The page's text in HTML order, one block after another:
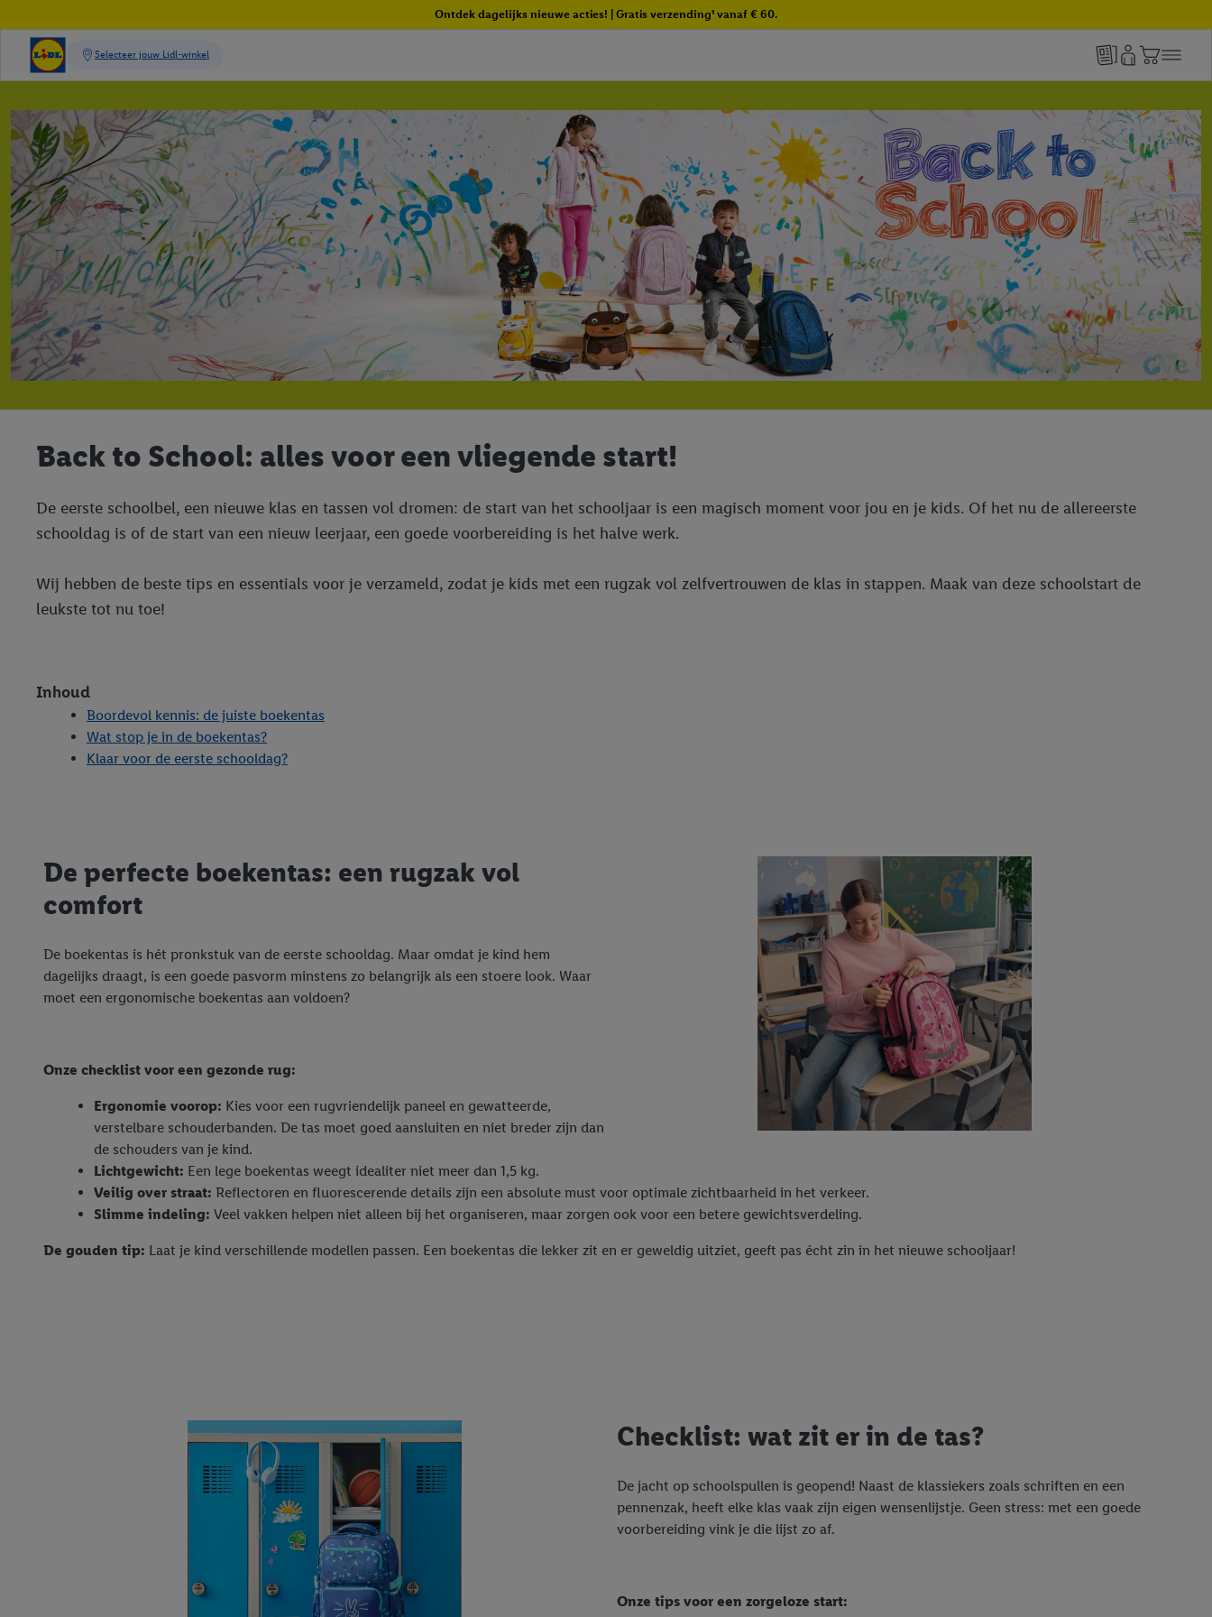
Ontdek dagelijks nieuwe acties! | Gratis verzending¹ vanaf € 60.
Back to School: alles voor een vliegende start!
De eerste schoolbel, een nieuwe klas en tassen vol dromen: de start van het schooljaar is een magisch moment voor jou en je kids. Of het nu de allereerste
schooldag is of de start van een nieuw leerjaar, een goede voorbereiding is het halve werk.
Wij hebben de beste tips en essentials voor je verzameld, zodat je kids met een rugzak vol zelfvertrouwen de klas in stappen. Maak van deze schoolstart de
leukste tot nu toe!
Inhoud
Boordevol kennis: de juiste boekentas
Wat stop je in de boekentas?
Klaar voor de eerste schooldag?
De perfecte boekentas: een rugzak vol
comfort
De boekentas is hét pronkstuk van de eerste schooldag. Maar omdat je kind hem
dagelijks draagt, is een goede pasvorm minstens zo belangrijk als een stoere look. Waar
moet een ergonomische boekentas aan voldoen?
Onze checklist voor een gezonde rug:
Ergonomie voorop: Kies voor een rugvriendelijk paneel en gewatteerde,
verstelbare schouderbanden. De tas moet goed aansluiten en niet breder zijn dan
de schouders van je kind.
Lichtgewicht: Een lege boekentas weegt idealiter niet meer dan 1,5 kg.
Veilig over straat: Reflectoren en fluorescerende details zijn een absolute must voor optimale zichtbaarheid in het verkeer.
Slimme indeling: Veel vakken helpen niet alleen bij het organiseren, maar zorgen ook voor een betere gewichtsverdeling.
De gouden tip: Laat je kind verschillende modellen passen. Een boekentas die lekker zit en er geweldig uitziet, geeft pas écht zin in het nieuwe schooljaar!
Checklist: wat zit er in de tas?
De jacht op schoolspullen is geopend! Naast de klassiekers zoals schriften en een
pennenzak, heeft elke klas vaak zijn eigen wensenlijstje. Geen stress: met een goede
voorbereiding vink je die lijst zo af.
Onze tips voor een zorgeloze start: